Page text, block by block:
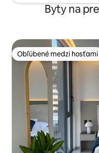
Byty na
Obľúbené medzi hosťami
Obľúbené medzi hosťami